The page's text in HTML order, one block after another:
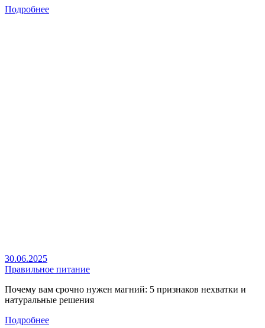
Подробнее
30.06.2025
Правильное питание
Почему вам срочно нужен магний: 5 признаков нехватки и
натуральные решения
Подробнее